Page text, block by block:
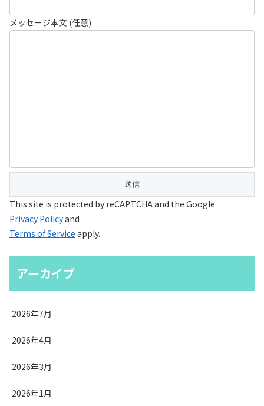
メッセージ本文 (任意)
This site is protected by reCAPTCHA and the Google
Privacy Policyand
Terms of Service apply.
アーカイブ
2026年7月
2026年4月
2026年3月
2026年1月